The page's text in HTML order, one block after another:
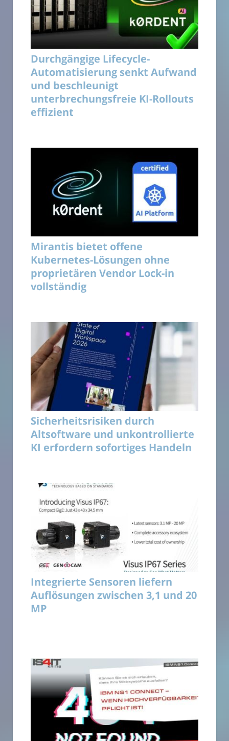
Durchgängige Lifecycle-
Automatisierung senkt Aufwand
und beschleunigt
unterbrechungsfreie KI-Rollouts
effizient
Mirantis bietet offene
Kubernetes-Lösungen ohne
proprietären Vendor Lock-in
vollständig
Sicherheitsrisiken durch
Altsoftware und unkontrollierte
KI erfordern sofortiges Handeln
Integrierte Sensoren liefern
Auflösungen zwischen 3,1 und 20
MP